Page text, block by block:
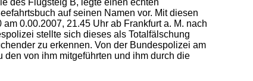
des Flugsteig B, legte einen echten
auf seinen Namen vor. Mit diesen
0.00.2007, 21.45 Uhr ab Frankfurt a. M. nach
stellte sich dieses als Totalfälschung
zu erkennen. Von der Bundespolizei am
von ihm mitgeführten und ihm durch die